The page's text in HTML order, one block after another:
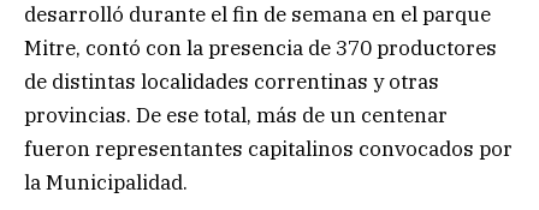
desarrolló durante el fin de semana en el parque
Mitre, contó con la presencia de 370 productores
de distintas localidades correntinas y otras
provincias. De ese total, más de un centenar
fueron representantes capitalinos convocados por
la Municipalidad.